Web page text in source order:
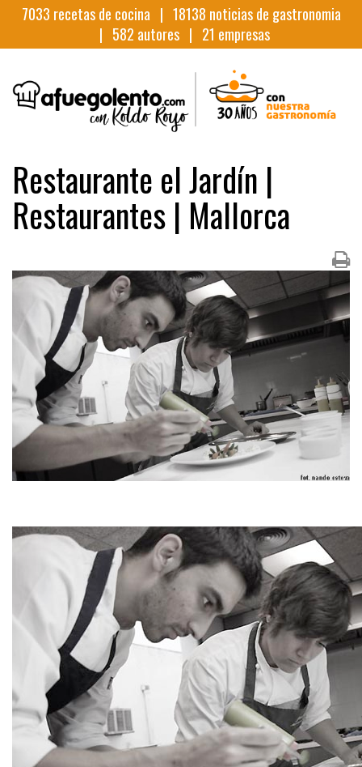
7033 recetas de cocina | 18138 noticias de gastronomia
| 582 autores | 21 empresas
Restaurante el Jardín |
Restaurantes | Mallorca